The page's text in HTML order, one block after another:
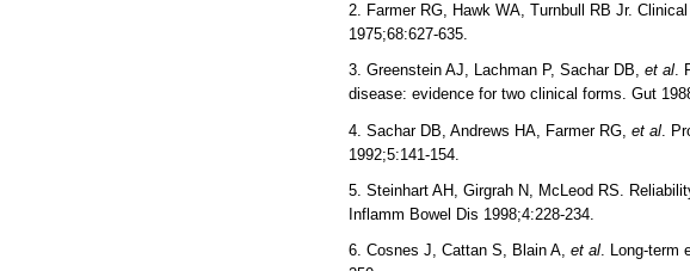
2. Farmer RG, Hawk WA, Turnbull RB Jr.
1975;68:627-635.
3. Greenstein AJ, Lachman P, Sachar DB, et al.
disease: evidence for two clinical forms. Gut
4. Sachar DB, Andrews HA, Farmer RG, et al .
1992;5:141-154.
5. Steinhart AH, Girgrah N, McLeod RS.
Inflamm Bowel Dis 1998;4:228-234.
6. Cosnes J, Cattan S, Blain A, et al . Long-